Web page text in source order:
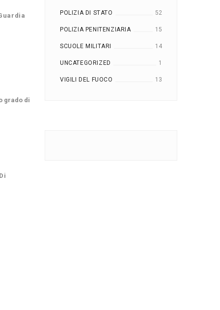
grado di
POLIZIA DI STATO 52
POLIZIA PENITENZIARIA 15
SCUOLE MILITARI 14
UNCATEGORIZED 1
VIGILI DEL FUOCO 13